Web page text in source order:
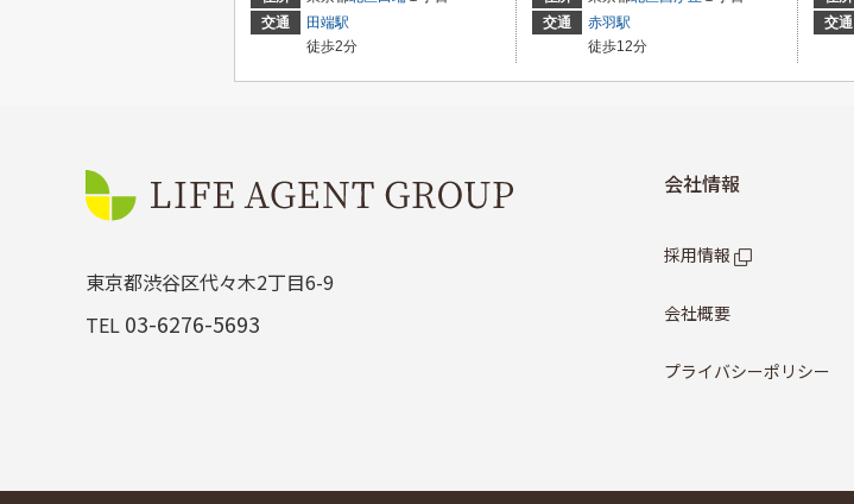
交通
田端駅
徒歩2分
交通
赤羽駅
徒歩12分
交通
東京都渋谷区代々木2丁目6-9
TEL 03-6276-5693
会社情報
採用情報
会社概要
プライバシーポリシー